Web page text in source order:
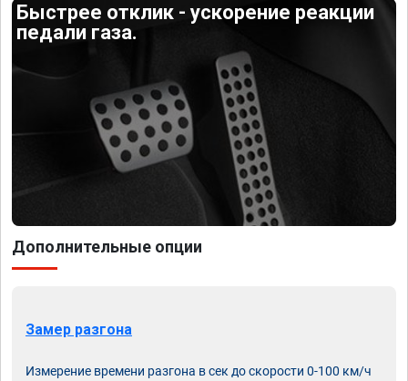
Быстрее отклик - ускорение реакции
педали газа.
Дополнительные опции
Замер разгона
Измерение времени разгона в сек до скорости 0-100 км/ч